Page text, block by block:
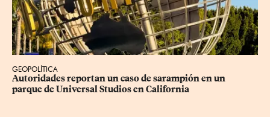
GEOPOLÍTICA
Autoridades reportan un caso de sarampión en un
parque de Universal Studios en California